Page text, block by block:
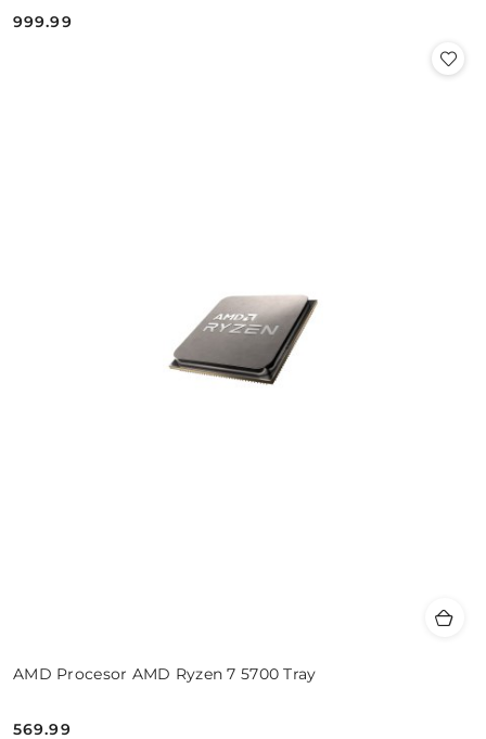
Cena:
999.99
AMD Procesor AMD Ryzen 7 5700 Tray
569.99